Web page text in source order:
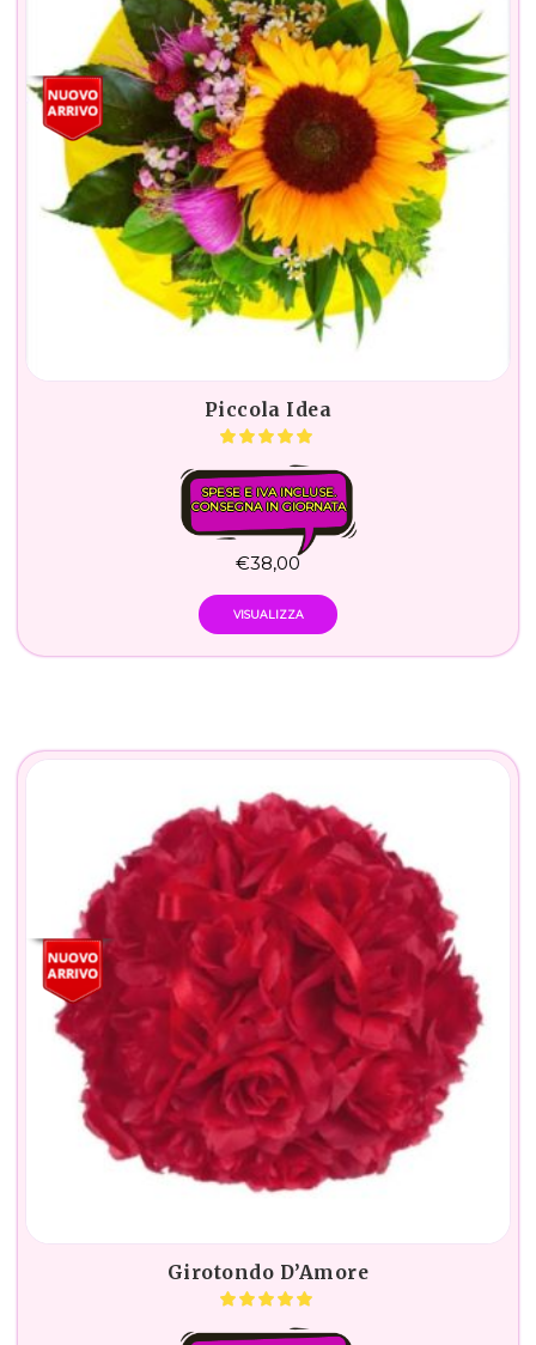
Piccola Idea
SPESE E IVA INCLUSE.
CONSEGNA IN GIORNATA
€38,00
VISUALIZZA
Girotondo D’Amore